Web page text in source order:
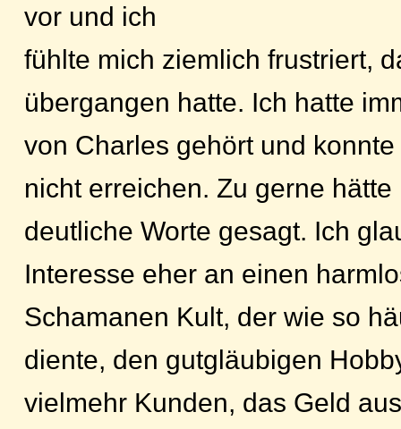
vor und ich
fühlte mich ziemlich frustriert,
übergangen hatte. Ich hatte
von Charles gehört und
nicht erreichen. Zu gerne
deutliche Worte gesagt. Ich
Interesse eher an einen
Schamanen Kult, der wie so
diente, den gutgläubigen
vielmehr Kunden, das Geld